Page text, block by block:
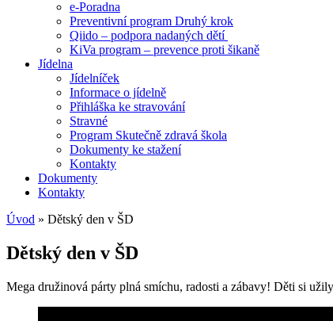
e-Poradna
Preventivní program Druhý krok
Qiido – podpora nadaných dětí
KiVa program – prevence proti šikaně
Jídelna
Jídelníček
Informace o jídelně
Přihláška ke stravování
Stravné
Program Skutečně zdravá škola
Dokumenty ke stažení
Kontakty
Dokumenty
Kontakty
Úvod » Dětský den v ŠD
Dětský den v ŠD
Mega družinová párty plná smíchu, radosti a zábavy! Děti si